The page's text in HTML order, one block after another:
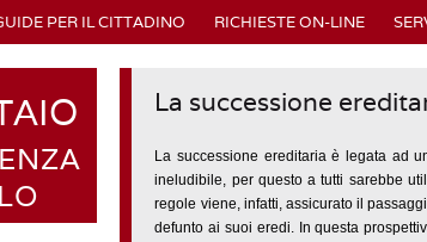
PER IL CITTADINO RICHIESTE ON-LINE
La successione
La successione ereditaria è legata ad
ineludibile, per questo a tutti sarebbe
regole viene, infatti, assicurato il
defunto ai suoi eredi. In questa